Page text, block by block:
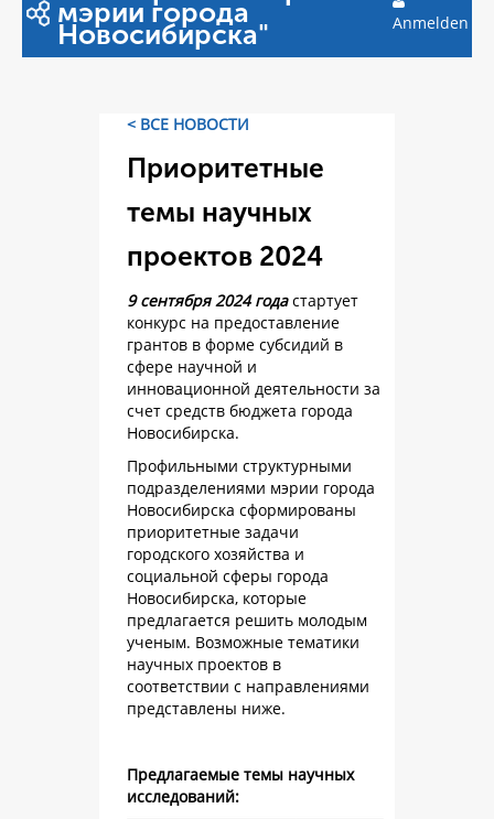
мэрии города
Новосибирска" Anmelden
< ВСЕ НОВОСТИ
Приоритетные
темы научных
проектов 2024
9 сентября 2024 годастартует
конкурс на предоставление
грантов в форме субсидий в
сфере научной и
инновационной деятельности за
счет средств бюджета города
Новосибирска.
Профильными структурными
подразделениями мэрии города
Новосибирска сформированы
приоритетные задачи
городского хозяйства и
социальной сферы города
Новосибирска, которые
предлагается решить молодым
ученым. Возможные тематики
научных проектов в
соответствии с направлениями
представлены ниже.
Предлагаемые темы научных
исследований: